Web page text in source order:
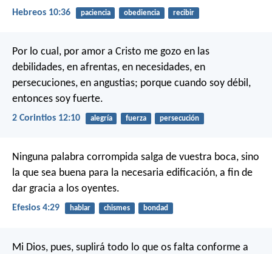
Hebreos 10:36 paciencia obediencia recibir
Por lo cual, por amor a Cristo me gozo en las
debilidades, en afrentas, en necesidades, en
persecuciones, en angustias; porque cuando soy débil,
entonces soy fuerte.
2 Corintios 12:10 alegría fuerza persecución
Ninguna palabra corrompida salga de vuestra boca, sino
la que sea buena para la necesaria edificación, a fin de
dar gracia a los oyentes.
Efesios 4:29 hablar chismes bondad
Mi Dios, pues, suplirá todo lo que os falta conforme a